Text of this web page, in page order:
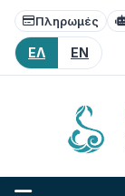
Skip
content
Skip
main
navigation
Skip
footer
Πληρωμές
ΕΛ EN